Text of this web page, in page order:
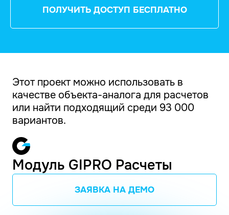
ПОЛУЧИТЬ ДОСТУП БЕСПЛАТНО
Этот проект можно использовать в
качестве объекта-аналога для расчетов
или найти подходящий среди 93 000
вариантов.
Модуль GIPRO Расчеты
ЗАЯВКА НА ДЕМО